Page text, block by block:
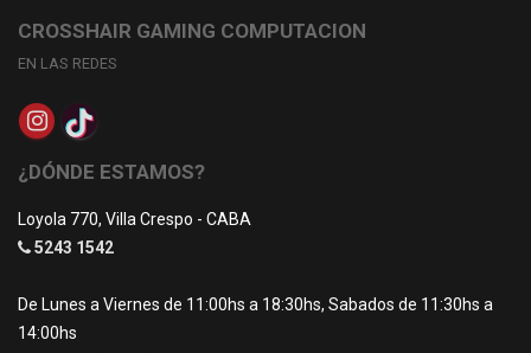
CROSSHAIR GAMING COMPUTACION
EN LAS REDES
¿DÓNDE ESTAMOS?
Loyola 770, Villa Crespo - CABA
5243 1542
De Lunes a Viernes de 11:00hs a 18:30hs, Sabados de 11:30hs a
14:00hs